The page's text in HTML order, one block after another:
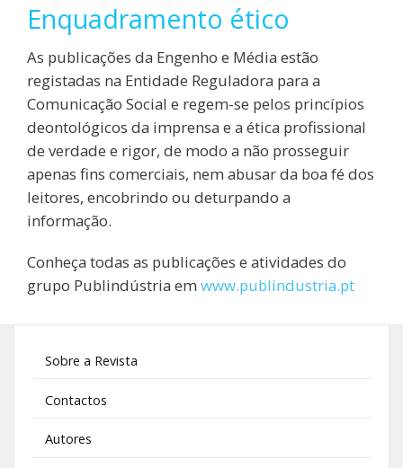
Enquadramento ético
As publicações da Engenho e Média estão
registadas na Entidade Reguladora para a
Comunicação Social e regem-se pelos princípios
deontológicos da imprensa e a ética profissional
de verdade e rigor, de modo a não prosseguir
apenas fins comerciais, nem abusar da boa fé dos
leitores, encobrindo ou deturpando a
informação.
Conheça todas as publicações e atividades do
grupo Publindústria em www.publindustria.pt
Sobre a Revista
Contactos
Autores